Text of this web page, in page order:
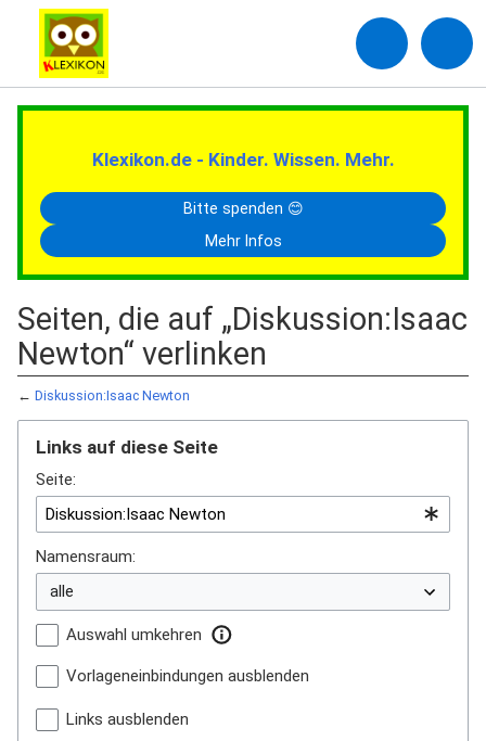
Klexikon.de - Kinder. Wissen. Mehr.
Bitte spenden 😊
Mehr Infos
Seiten, die auf „Diskussion:Isaac
Newton“ verlinken
← Diskussion:Isaac Newton
Links auf diese Seite
Seite:
Namensraum:
Auswahl umkehren
Vorlageneinbindungen ausblenden
Links ausblenden